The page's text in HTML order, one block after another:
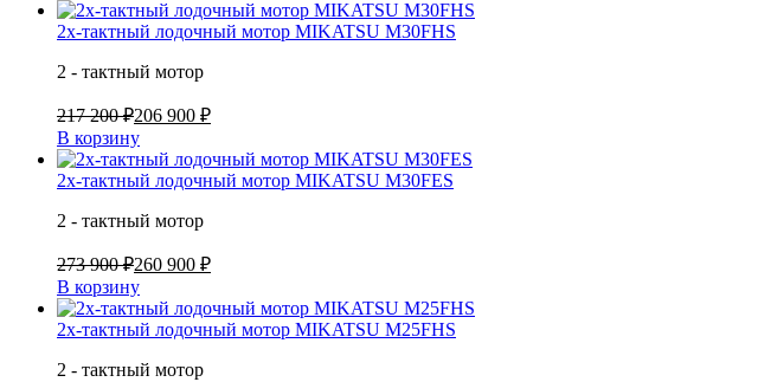
2х-тактный лодочный мотор MIKATSU M30FHS
2 - тактный мотор
217 200 ₽206 900 ₽
В корзину
2х-тактный лодочный мотор MIKATSU M30FES
2 - тактный мотор
273 900 ₽260 900 ₽
В корзину
2х-тактный лодочный мотор MIKATSU M25FHS
2 - тактный мотор